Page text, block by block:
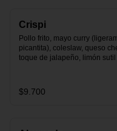
Crispi
Pollo frito, mayo curry
picantita), coleslaw, queso
toque de jalapeño, limón
$9.700